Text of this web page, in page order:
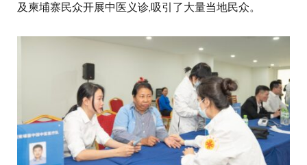
及柬埔寨民众开展中医义诊,吸引了大量当地民众。